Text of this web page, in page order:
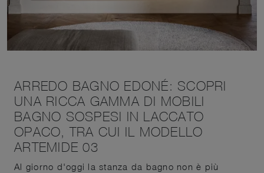
ARREDO BAGNO EDONÉ: SCOPRI
UNA RICCA GAMMA DI MOBILI
BAGNO SOSPESI IN LACCATO
OPACO, TRA CUI IL MODELLO
ARTEMIDE 03
Al giorno d'oggi la stanza da bagno non è più